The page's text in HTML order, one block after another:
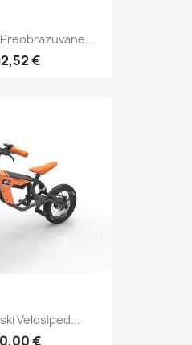
€
Velosiped...
€